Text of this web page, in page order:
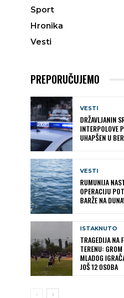
Sport
Hronika
Vesti
PREPORUČUJEMO
VESTI
DRŽAVLJANIN
INTERPOLOVE
UHAPŠEN U
VESTI
RUMUNIJA
OPERACIJU
BARŽE NA
ISTAKNUTO
TRAGEDIJA NA
TERENU:
MLADOG
JOŠ 12 OSOBA